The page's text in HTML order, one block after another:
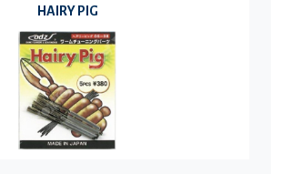
HAIRY PIG